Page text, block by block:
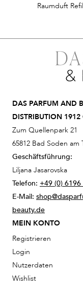
Raumduft
DAS PARFUM AND
DISTRIBUTION 1912
Zum Quellenpark 21
65812 Bad Soden am
Geschäftsführung:
Liljana Jasarovska
Telefon: +49 (0)
E-Mail:
beauty.de
MEIN KONTO
Registrieren
Login
Nutzerdaten
Wishlist